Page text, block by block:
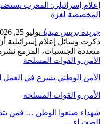
إعلام إسرائيلي: المغرب
المخصصة لغزة
جريدة بريس ميديا يوليو 25, 2026
ذكرت وسائل إعلام إسرائيلية
متعددة الجنسيات، المزمع
الأمن و القوات المسلحة
الأمن الوطني يشرع في العمل
الأمن و القوات المسلحة
شهداء صنعوا الوطن … فمن
الصحراء…